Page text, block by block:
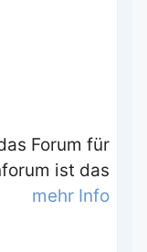
Forum für
ist das
mehr Info